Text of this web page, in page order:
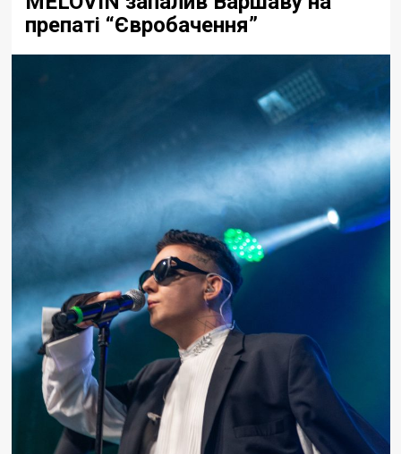
препaті “Євробaчення”